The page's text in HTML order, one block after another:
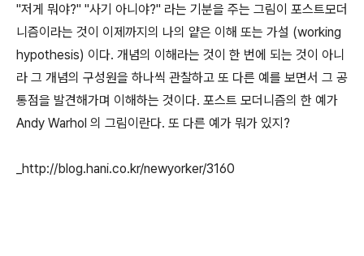
"저게 뭐야?" "사기 아니야?" 라는 기분을 주는 그림이 포스트모더
니즘이라는 것이 이제까지의 나의 얕은 이해 또는 가설 (working
hypothesis) 이다. 개념의 이해라는 것이 한 번에 되는 것이 아니
라 그 개념의 구성원을 하나씩 관찰하고 또 다른 예를 보면서 그 공
통점을 발견해가며 이해하는 것이다. 포스트 모더니즘의 한 예가
Andy Warhol 의 그림이란다. 또 다른 예가 뭐가 있지?
_http://blog.hani.co.kr/newyorker/3160